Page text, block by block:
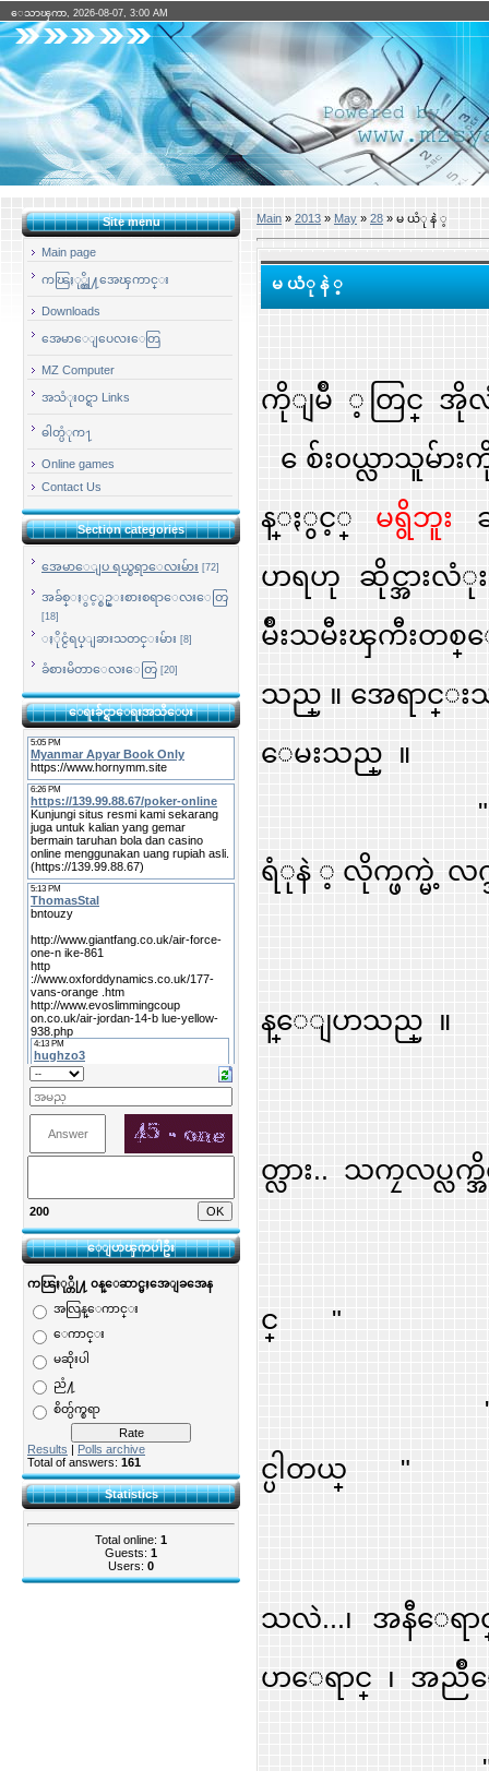
ေသာၾကာ, 2026-08-07, 3:00 AM
Site menu
Main page
ကၽြႏု္ပ္တို႔အေၾကာင္း
Downloads
အေမာေျပေလးေတြ
MZ Computer
အသံုး၀င္ရာ Links
ဓါတ္ပံုက႑
Online games
Contact Us
Section categories
အေမာေျပ ရယ္စရာေလးမ်ား [72]
အခ်စ္ႏွင့္စဥ္းစားစရာေလးေတြ
[18]
ႏိုင္ငံရပ္ျခားသတင္းမ်ား [8]
ခံစားမိတာေလးေတြ [20]
ေရးခ်င္ရာေရးအသိေပး
200
ေျပာၾကပါဦး
ကၽြႏု္တို႔ ၀န္ေဆာင္မႈအေျခအေန
အလြန္ေကာင္း
ေကာင္း
မဆိုးပါ
ညံ႔
စိတ္ပ်က္စရာ
Results | Polls archive
Total of answers: 161
Statistics
Total online: 1
Guests: 1
Users: 0
Main » 2013 » May » 28 » မ ယံု နဲ ့
မ ယံု နဲ ့
ကိုျမိဳ ့တြင္ အိုလံ
ေစ်း၀ယ္လာသူမ်ာ
န္ႏွင့္ မရွိဘူး
ပာရဟု ဆိုင္အားလံု
မ်ိဳးသမီးၾကီးတစ္
သည္ ။ အေရာင္
ေမးသည္ ။
" က်မရဲ
ရံုနဲ ့ လိုက္ဖက္မဲ့ လ
န္ေျပာသည္ ။
တ္လား.. သကၠလပ္လ
င္ "
" သား
င္ပါတယ္ "
သလဲ...၊ အနီေရ
ပာေရာင္ ၊ အ